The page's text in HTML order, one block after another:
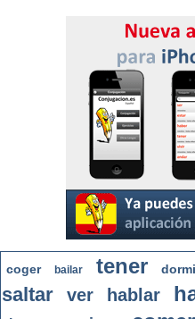
coger bailar tener
saltar
ver hablar